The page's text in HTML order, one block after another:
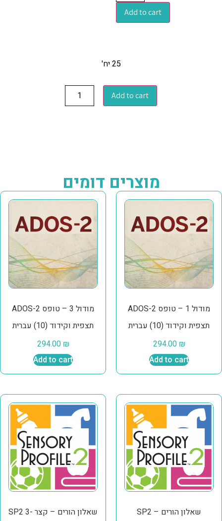
Add to cart
25 יח'
Add to cart
מוצרים דומים
ADOS-2 מודול 3 – טופס
תצפית וקידוד (10) עברית
294.00 ₪
Add to cart
ADOS-2 מודול 1 – טופס
תצפית וקידוד (10) עברית
294.00 ₪
Add to cart
SP2 שאלון הורים – קצר 3-
SP2 שאלון הורים –